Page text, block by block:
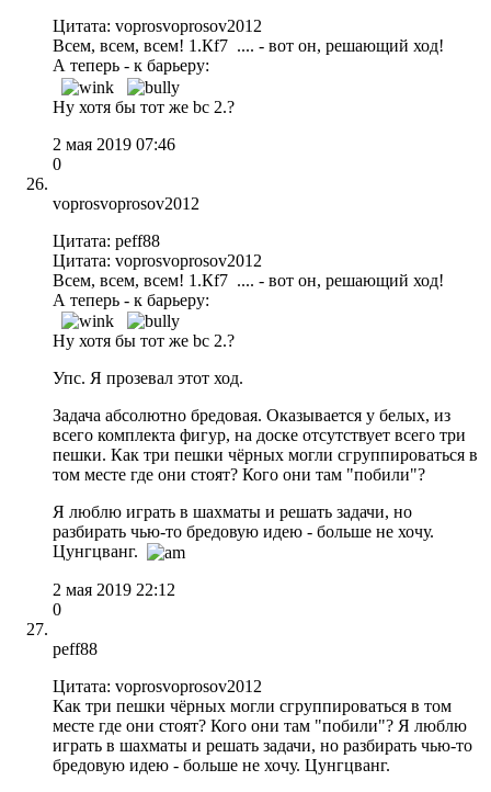
Цитата: voprosvoprosov2012
Всем, всем, всем! 1.Кf7 .... - вот он, решающий ход!
А теперь - к барьеру:
Ну хотя бы тот же bc 2.?
2 мая 2019 07:46
0
voprosvoprosov2012
Цитата: peff88
Цитата: voprosvoprosov2012
Всем, всем, всем! 1.Кf7 .... - вот он, решающий ход!
А теперь - к барьеру:
Ну хотя бы тот же bc 2.?
Упс. Я прозевал этот ход.
Задача абсолютно бредовая. Оказывается у белых, из
всего комплекта фигур, на доске отсутствует всего три
пешки. Как три пешки чёрных могли сгруппироваться в
том месте где они стоят? Кого они там "побили"?
Я люблю играть в шахматы и решать задачи, но
разбирать чью-то бредовую идею - больше не хочу.
Цунгцванг.
2 мая 2019 22:12
0
peff88
Цитата: voprosvoprosov2012
Как три пешки чёрных могли сгруппироваться в том
месте где они стоят? Кого они там "побили"? Я люблю
играть в шахматы и решать задачи, но разбирать чью-то
бредовую идею - больше не хочу. Цунгцванг.